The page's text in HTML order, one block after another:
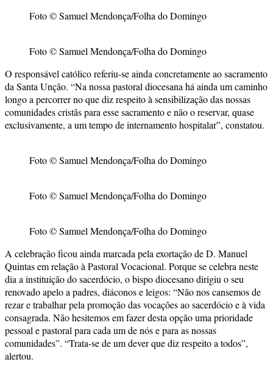
Foto © Samuel Mendonça/Folha do Domingo
Foto © Samuel Mendonça/Folha do Domingo
O responsável católico referiu-se ainda concretamente ao sacramento
da Santa Unção. “Na nossa pastoral diocesana há ainda um caminho
longo a percorrer no que diz respeito à sensibilização das nossas
comunidades cristãs para esse sacramento e não o reservar, quase
exclusivamente, a um tempo de internamento hospitalar”, constatou.
Foto © Samuel Mendonça/Folha do Domingo
Foto © Samuel Mendonça/Folha do Domingo
Foto © Samuel Mendonça/Folha do Domingo
A celebração ficou ainda marcada pela exortação de D. Manuel
Quintas em relação à Pastoral Vocacional. Porque se celebra neste
dia a instituição do sacerdócio, o bispo diocesano dirigiu o seu
renovado apelo a padres, diáconos e leigos: “Não nos cansemos de
rezar e trabalhar pela promoção das vocações ao sacerdócio e à vida
consagrada. Não hesitemos em fazer desta opção uma prioridade
pessoal e pastoral para cada um de nós e para as nossas
comunidades”. “Trata-se de um dever que diz respeito a todos”,
alertou.